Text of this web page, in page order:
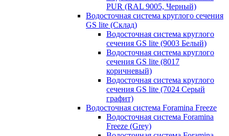
PUR (RAL 9005, Черный)
Водосточная система круглого сечения
GS lite (Склад)
Водосточная система круглого
сечения GS lite (9003 Белый)
Водосточная система круглого
сечения GS lite (8017
коричневый)
Водосточная система круглого
сечения GS lite (7024 Серый
графит)
Водосточная система Foramina Freeze
Водосточная система Foramina
Freeze (Grey)